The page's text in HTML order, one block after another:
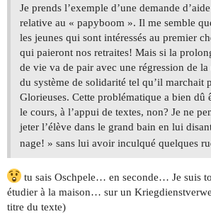
Je prends l’exemple d’une demande
relative au « papyboom ». Il me semble
les jeunes qui sont intéressés au premier
qui paieront nos retraites! Mais si la
de vie va de pair avec une régression de la
du système de solidarité tel qu’il marchait
Glorieuses. Cette problématique a bien dû
le cours, à l’appui de textes, non? Je ne
jeter l’élève dans le grand bain en lui
nage! » sans lui avoir inculqué quelques
tu sais Oschpele… en seconde… Je suis
étudier à la maison… sur un
titre du texte)